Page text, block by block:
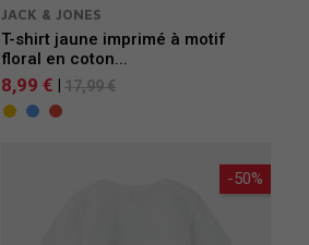
JACK & JONES
T-shirt jaune imprimé à motif
floral en coton...
8,99 € 17,99 €
-50%